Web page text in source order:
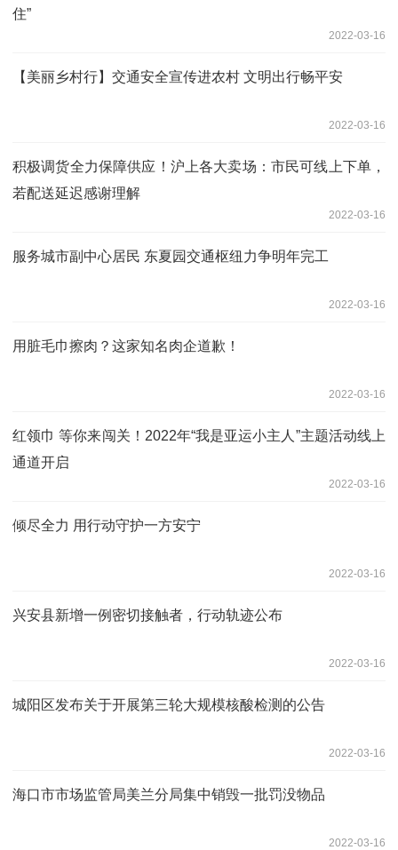
住”
2022-03-16
【美丽乡村行】交通安全宣传进农村 文明出行畅平安
2022-03-16
积极调货全力保障供应！沪上各大卖场：市民可线上下单，
若配送延迟感谢理解
2022-03-16
服务城市副中心居民 东夏园交通枢纽力争明年完工
2022-03-16
用脏毛巾擦肉？这家知名肉企道歉！
2022-03-16
红领巾 等你来闯关！2022年“我是亚运小主人”主题活动线上
通道开启
2022-03-16
倾尽全力 用行动守护一方安宁
2022-03-16
兴安县新增一例密切接触者，行动轨迹公布
2022-03-16
城阳区发布关于开展第三轮大规模核酸检测的公告
2022-03-16
海口市市场监管局美兰分局集中销毁一批罚没物品
2022-03-16